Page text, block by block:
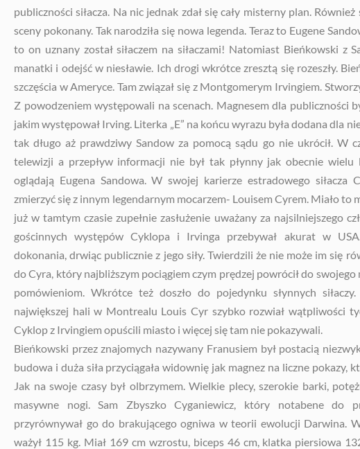
publiczności siłacza. Na nic jednak zdał się cały misterny plan. Również
sceny pokonany. Tak narodziła się nowa legenda. Teraz to Eugene
to on uznany został siłaczem na siłaczami! Natomiast Bieńkowski z
manatki i odejść w niesławie. Ich drogi wkrótce zresztą się rozeszły.
szczęścia w Ameryce. Tam związał się z Montgomerym Irvingiem.
Z powodzeniem występowali na scenach. Magnesem dla publiczności
jakim występował Irving. Literka „E” na końcu wyrazu była dodana dla
tak długo aż prawdziwy Sandow za pomocą sądu go nie ukrócił. W
telewizji a przepływ informacji nie był tak płynny jak obecnie wielu
oglądają Eugena Sandowa. W swojej karierze estradowego siłacza
zmierzyć się z innym legendarnym mocarzem- Louisem Cyrem. Miało to
już w tamtym czasie zupełnie zasłużenie uważany za najsilniejszego
gościnnych występów Cyklopa i Irvinga przebywał akurat w
dokonania, drwiąc publicznie z jego siły. Twierdzili że nie może im się
do Cyra, który najbliższym pociągiem czym prędzej powrócił do swojego
pomówieniom. Wkrótce też doszło do pojedynku słynnych
największej hali w Montrealu Louis Cyr szybko rozwiał wątpliwości
Cyklop z Irvingiem opuścili miasto i więcej się tam nie pokazywali.
Bieńkowski przez znajomych nazywany Franusiem był postacią
budowa i duża siła przyciągała widownię jak magnez na liczne pokazy,
Jak na swoje czasy był olbrzymem. Wielkie plecy, szerokie barki,
masywne nogi. Sam Zbyszko Cyganiewicz, który notabene do
przyrównywał go do brakującego ogniwa w teorii ewolucji Darwina.
ważył 115 kg. Miał 169 cm wzrostu, biceps 46 cm, klatka piersiowa